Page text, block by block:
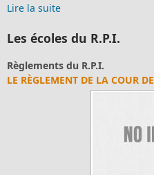
Lire la suite
Les écoles du R.P.I.
Règlements du R.P.I.
LE RÈGLEMENT DE LA COUR